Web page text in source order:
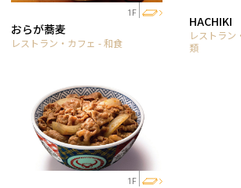
1F
おらが蕎麦
レストラン・カフェ - 和食
HACHIKI
レストラン
類
1F